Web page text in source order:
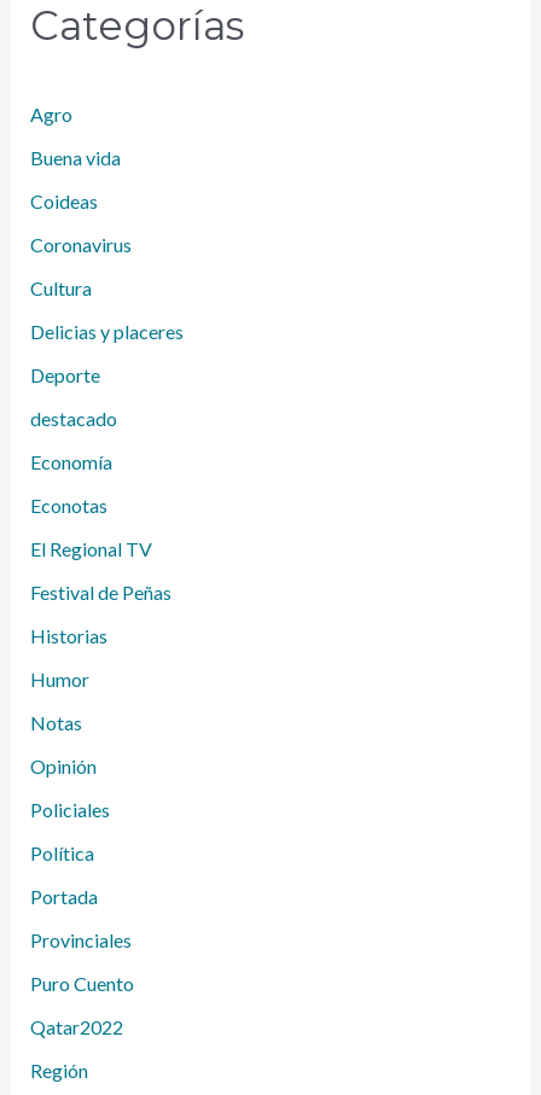
Categorías
Agro
Buena vida
Coideas
Coronavirus
Cultura
Delicias y placeres
Deporte
destacado
Economía
Econotas
El Regional TV
Festival de Peñas
Historias
Humor
Notas
Opinión
Policiales
Política
Portada
Provinciales
Puro Cuento
Qatar2022
Región